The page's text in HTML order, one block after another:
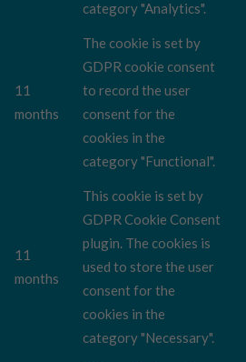
category "Analytics".
11
months
The cookie is set by
GDPR cookie consent
to record the user
consent for the
cookies in the
category "Functional".
11
months
This cookie is set by
GDPR Cookie Consent
plugin. The cookies is
used to store the user
consent for the
cookies in the
category "Necessary".